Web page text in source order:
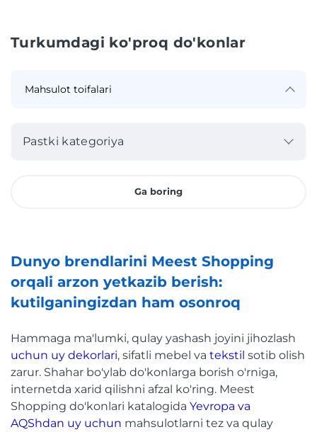
Turkumdagi ko'proq do'konlar
Pastki kategoriya
Ga boring
Dunyo brendlarini Meest Shopping
orqali arzon yetkazib berish:
kutilganingizdan ham osonroq
Hammaga ma'lumki, qulay yashash joyini jihozlash
uchun uy dekorlari, sifatli mebel va tekstil sotib olish
zarur. Shahar bo'ylab do'konlarga borish o'rniga,
internetda xarid qilishni afzal ko'ring. Meest
Shopping do'konlari katalogida Yevropa va
AQShdan uy uchun mahsulotlarni tez va qulay